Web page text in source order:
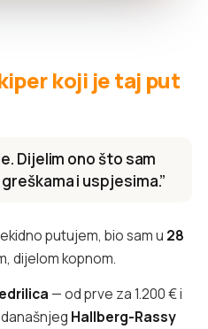
koji je taj put
Dijelim ono što sam
i uspjesima.”
putujem, bio sam u 28
dijelom kopnom.
— od prve za 1.200 € i
Hallberg-Rassy